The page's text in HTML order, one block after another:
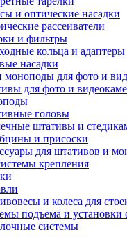
и оптические насадки
рассеиватели
и фильтры
кольца и адаптеры
насадки
для фото и
для фото и
головы
штативы и
и присоски
для штативов и
крепления
и колеса для
подъема и установки
системы